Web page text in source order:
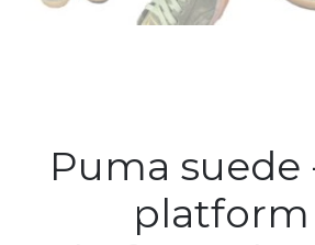
נעלי פומה- Puma suede